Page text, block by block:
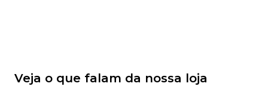
Veja o que falam da nossa loja